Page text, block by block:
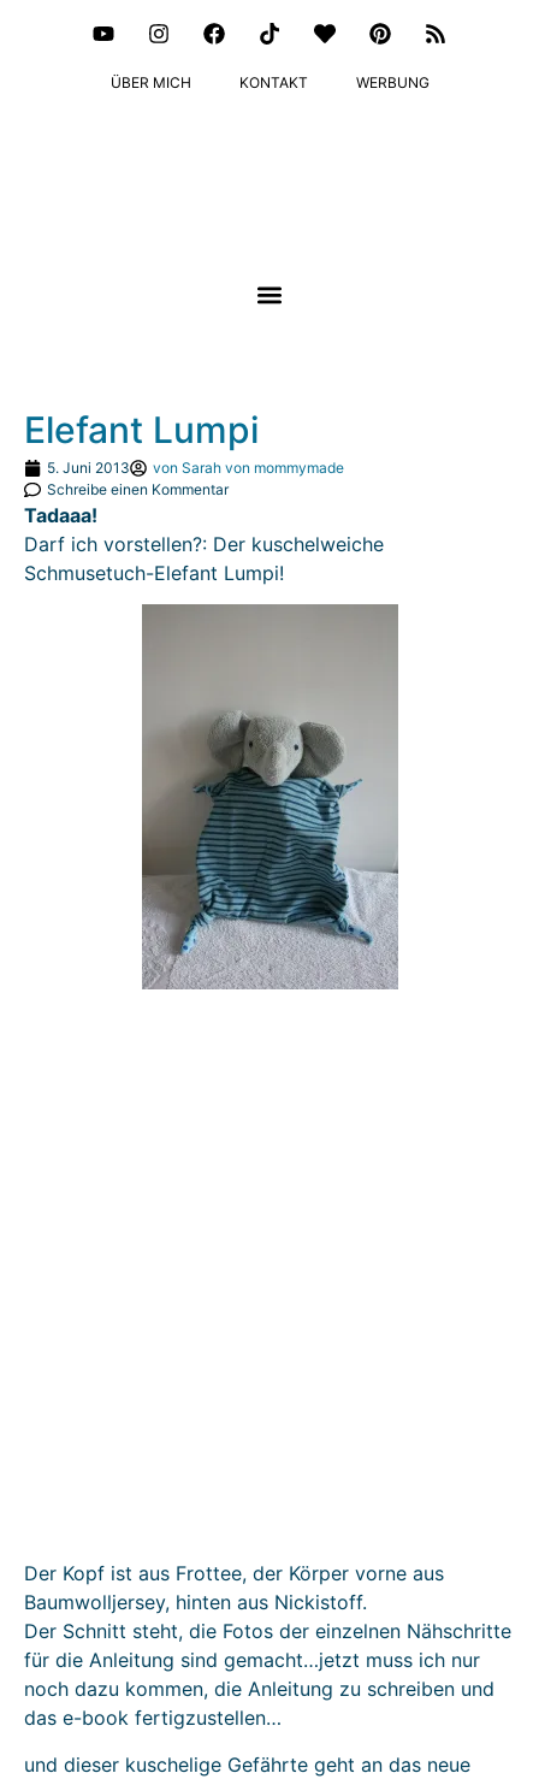
ÜBER MICH KONTAKT WERBUNG
Elefant Lumpi
5. Juni 2013 von Sarah von mommymade
Schreibe einen Kommentar
Tadaaa!
Darf ich vorstellen?: Der kuschelweiche
Schmusetuch-Elefant Lumpi!
Der Kopf ist aus Frottee, der Körper vorne aus
Baumwolljersey, hinten aus Nickistoff.
Der Schnitt steht, die Fotos der einzelnen Nähschritte
für die Anleitung sind gemacht…jetzt muss ich nur
noch dazu kommen, die Anleitung zu schreiben und
das e-book fertigzustellen…
und dieser kuschelige Gefährte geht an das neue